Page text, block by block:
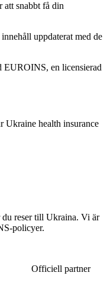
snabbt få din
uppdaterat med de
EUROINS, en licensierad
Ukraine health insurance
reser till Ukraina. Vi är
policyer.
Officiell partner